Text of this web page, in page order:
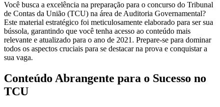
Você busca a excelência na preparação para o concurso do Tribunal
de Contas da União (TCU) na área de Auditoria Governamental?
Este material estratégico foi meticulosamente elaborado para ser sua
bússola, garantindo que você tenha acesso ao conteúdo mais
relevante e atualizado para o ano de 2021. Prepare-se para dominar
todos os aspectos cruciais para se destacar na prova e conquistar a
sua vaga.
Conteúdo Abrangente para o Sucesso no
TCU